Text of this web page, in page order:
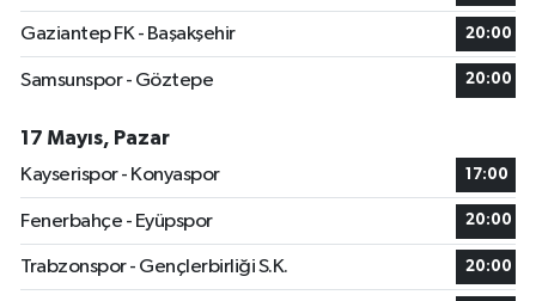
Gaziantep FK - Başakşehir 20:00
Samsunspor - Göztepe 20:00
17 Mayıs, Pazar
Kayserispor - Konyaspor
17:00
Fenerbahçe - Eyüpspor 20:00
Trabzonspor - Gençlerbirliği S.K. 20:00